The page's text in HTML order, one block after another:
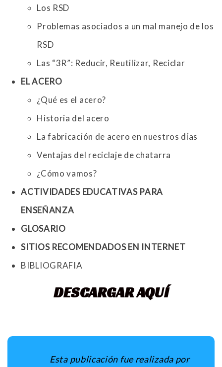
Los RSD
Problemas asociados a un mal manejo de los
RSD
Las “3R”: Reducir, Reutilizar, Reciclar
EL ACERO
¿Qué es el acero?
Historia del acero
La fabricación de acero en nuestros días
Ventajas del reciclaje de chatarra
¿Cómo vamos?
ACTIVIDADES EDUCATIVAS PARA
ENSEÑANZA
GLOSARIO
SITIOS RECOMENDADOS EN INTERNET
BIBLIOGRAFIA
DESCARGAR AQUÍ
Esta publicación fue realizada por